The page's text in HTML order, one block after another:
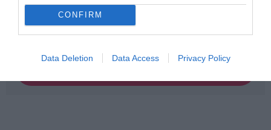
CONFIRM
Data Deletion Data Access Privacy Policy
Βρες το RUNNER!